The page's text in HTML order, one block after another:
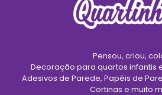
Pensou, criou,
Decoração para quartos infantis
Adesivos de Parede, Papéis de
Cortinas e muito